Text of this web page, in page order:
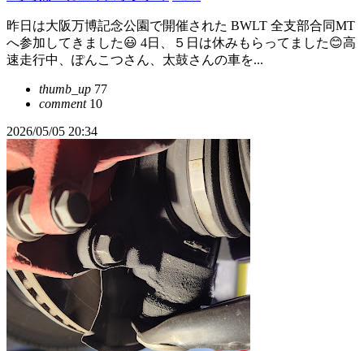
昨日は大阪万博記念公園で開催された BWLT 全支部合同MT
へ参加してきました😃 4日、５日は休みもらってました😊高
速走行中、ぽんこつさん、太鼓さんの車を...
thumb_up 77
comment10
2026/05/05 20:34